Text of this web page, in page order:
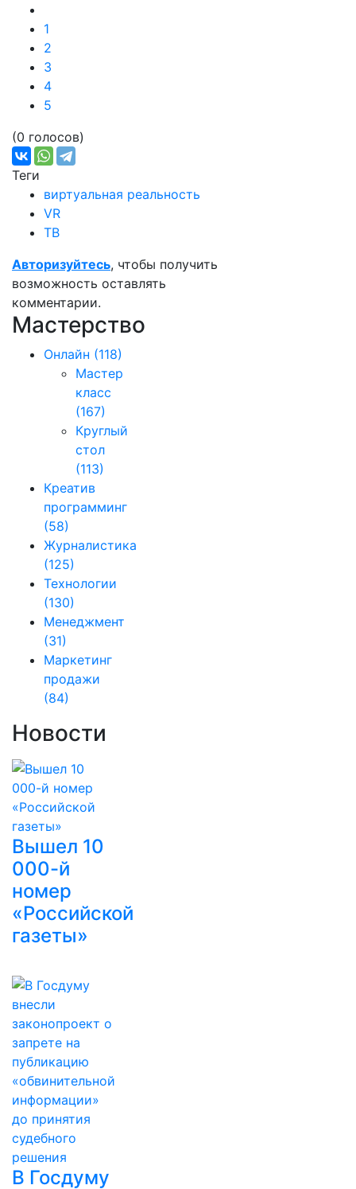
1
2
3
4
5
(0 голосов)
Теги
виртуальная реальность
VR
ТВ
Авторизуйтесь, чтобы получить
возможность оставлять
комментарии.
Мастерство
Онлайн (118)
Мастер
класс
(167)
Круглый
стол
(113)
Креатив
программинг
(58)
Журналистика
(125)
Технологии
(130)
Менеджмент
(31)
Маркетинг
продажи
(84)
Новости
Вышел 10
000-й
номер
«Российской
газеты»
В Госдуму